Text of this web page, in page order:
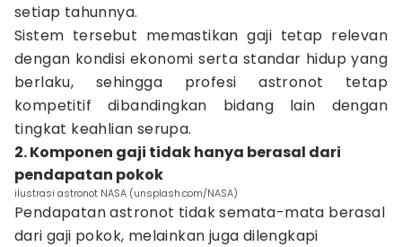
setiap tahunnya.
Sistem tersebut memastikan gaji tetap relevan
dengan kondisi ekonomi serta standar hidup yang
berlaku, sehingga profesi astronot tetap
kompetitif dibandingkan bidang lain dengan
tingkat keahlian serupa.
2. Komponen gaji tidak hanya berasal dari
pendapatan pokok
ilustrasi astronot NASA (unsplash.com/NASA)
Pendapatan astronot tidak semata-mata berasal
dari gaji pokok, melainkan juga dilengkapi